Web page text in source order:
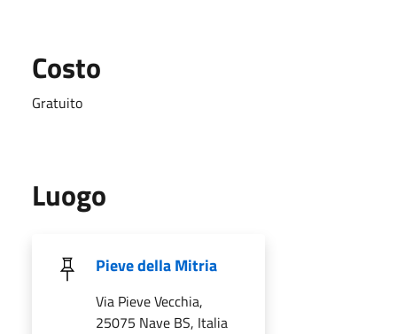
Costo
Gratuito
Luogo
Pieve della Mitria
Via Pieve Vecchia,
25075 Nave BS, Italia